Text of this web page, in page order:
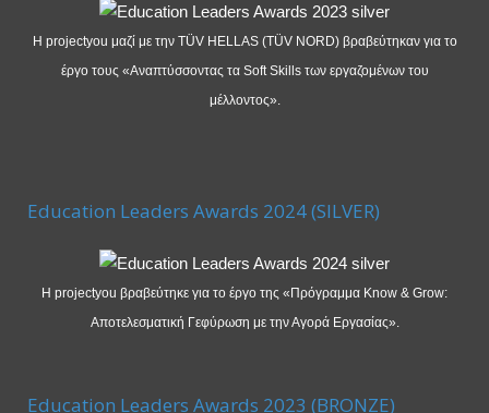
Η projectyou μαζί με την TÜV HELLAS (TÜV NORD) βραβεύτηκαν για το
έργο τους «Αναπτύσσοντας τα Soft Skills των εργαζομένων του
μέλλοντος».
Education Leaders Awards 2024 (SILVER)
Η projectyou βραβεύτηκε για το έργο της «Πρόγραμμα Know & Grow:
Αποτελεσματική Γεφύρωση με την Αγορά Εργασίας».
Education Leaders Awards 2023 (BRONZE)